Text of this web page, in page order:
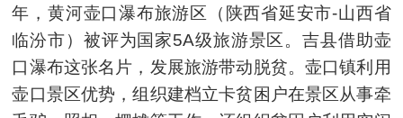
年，黄河壶口瀑布旅游区（陕西省延安市-山西省
临汾市）被评为国家5A级旅游景区。吉县借助壶
口瀑布这张名片，发展旅游带动脱贫。壶口镇利用
壶口景区优势，组织建档立卡贫困户在景区从事牵